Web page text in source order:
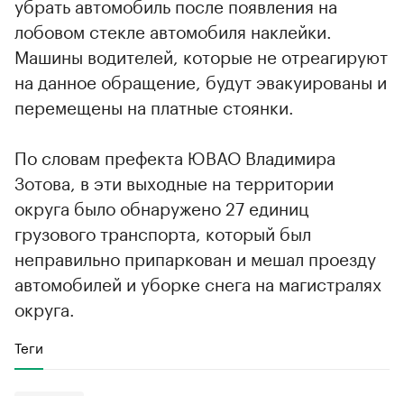
лобовом стекле автомобиля наклейки.
Машины водителей, которые не отреагируют
на данное обращение, будут эвакуированы и
перемещены на платные стоянки.
По словам префекта ЮВАО Владимира
Зотова, в эти выходные на территории
округа было обнаружено 27 единиц
грузового транспорта, который был
неправильно припаркован и мешал проезду
автомобилей и уборке снега на магистралях
округа.
Теги